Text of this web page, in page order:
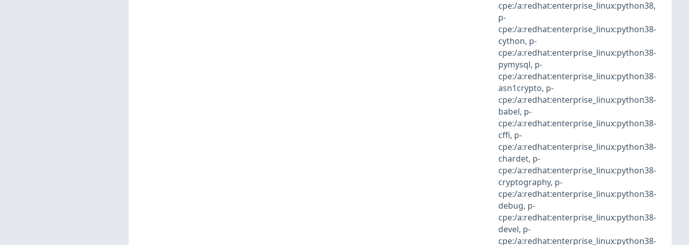
cpe:/a:redhat:enterprise_linux:python38,
p-
cpe:/a:redhat:enterprise_linux:python38-
cython, p-
cpe:/a:redhat:enterprise_linux:python38-
pymysql, p-
cpe:/a:redhat:enterprise_linux:python38-
asn1crypto, p-
cpe:/a:redhat:enterprise_linux:python38-
babel, p-
cpe:/a:redhat:enterprise_linux:python38-
cffi, p-
cpe:/a:redhat:enterprise_linux:python38-
chardet, p-
cpe:/a:redhat:enterprise_linux:python38-
cryptography, p-
cpe:/a:redhat:enterprise_linux:python38-
debug, p-
cpe:/a:redhat:enterprise_linux:python38-
devel, p-
cpe:/a:redhat:enterprise_linux:python38-